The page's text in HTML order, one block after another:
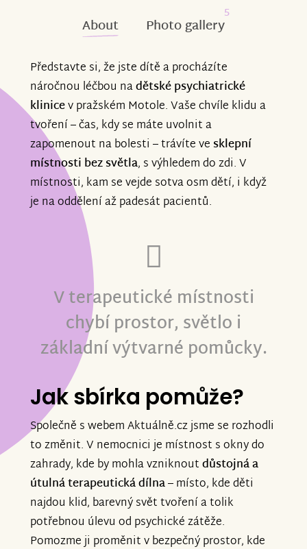
About Photo gallery
5
Představte si, že jste dítě a procházíte
náročnou léčbou nadětské psychiatrické
klinicev pražském Motole. Vaše chvíle klidu a
tvoření – čas, kdy se máte uvolnit a
zapomenout na bolesti – trávíte vesklepní
místnosti bez světla, s výhledem do zdi. V
místnosti, kam se vejde sotva osm dětí, i když
je na oddělení až padesát pacientů.
V terapeutické místnosti
chybí prostor, světlo i
základní výtvarné pomůcky.
Jak sbírka pomůže?
Společně s webem Aktuálně.cz jsme se rozhodli
to změnit. V nemocnici je místnost s okny do
zahrady, kde by mohla vzniknoutdůstojná a
útulná terapeutická dílna– místo, kde děti
najdou klid, barevný svět tvoření a tolik
potřebnou úlevu od psychické zátěže.
Pomozme ji proměnit v bezpečný prostor, kde